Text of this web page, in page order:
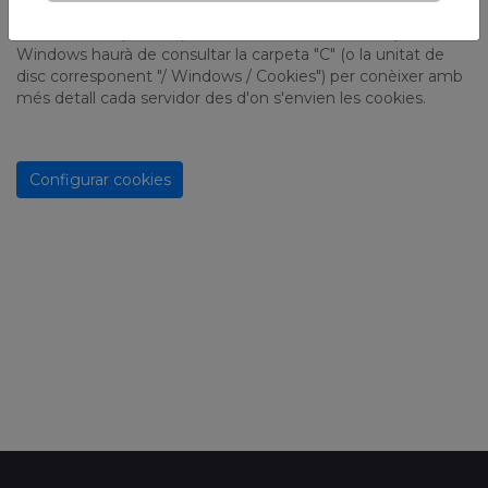
Windows haurà de consultar la carpeta "C" (o la unitat de
disc corresponent "/ Windows / Cookies") per conèixer amb
més detall cada servidor des d'on s'envien les cookies.
Configurar cookies